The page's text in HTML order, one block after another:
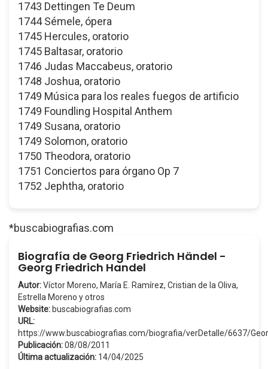
1743 Dettingen Te Deum
1744 Sémele, ópera
1745 Hercules, oratorio
1745 Baltasar, oratorio
1746 Judas Maccabeus, oratorio
1748 Joshua, oratorio
1749 Música para los reales fuegos de artificio
1749 Foundling Hospital Anthem
1749 Susana, oratorio
1749 Solomon, oratorio
1750 Theodora, oratorio
1751 Conciertos para órgano Op 7
1752 Jephtha, oratorio
*buscabiografias.com
Biografía de Georg Friedrich Händel -
Georg Friedrich Handel
Autor:Víctor Moreno, María E. Ramírez, Cristian de la Oliva,
Estrella Moreno y otros
Website: buscabiografias.com
URL:
https://www.buscabiografias.com/biografia/verDetalle/6637/
Publicación:08/08/2011
Última actualización: 14/04/2025